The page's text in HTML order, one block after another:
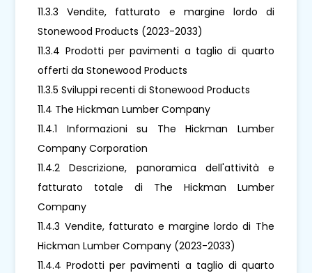
11.3.3 Vendite, fatturato e margine lordo di
Stonewood Products (2023-2033)
11.3.4 Prodotti per pavimenti a taglio di quarto
offerti da Stonewood Products
11.3.5 Sviluppi recenti di Stonewood Products
11.4 The Hickman Lumber Company
11.4.1 Informazioni su The Hickman Lumber
Company Corporation
11.4.2 Descrizione, panoramica dell'attività e
fatturato totale di The Hickman Lumber
Company
11.4.3 Vendite, fatturato e margine lordo di The
Hickman Lumber Company (2023-2033)
11.4.4 Prodotti per pavimenti a taglio di quarto